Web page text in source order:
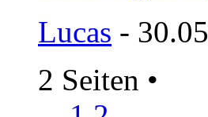
Lucas -
2 Seiten •